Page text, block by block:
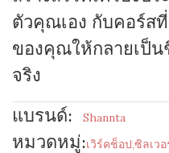
ตัวคุณเอง กับคอร์ส
ของคุณให้กลายเป็
จริง
แบรนด์:
Shannta
หมวดหมู่:เวิร์คช็อป,ซิลเวอ